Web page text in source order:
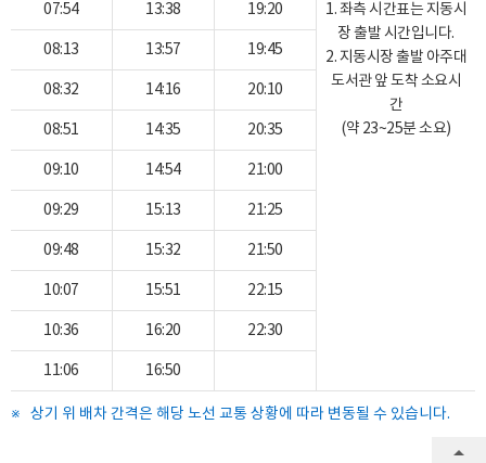
1. 좌측 시간표는 지동시
장 출발 시간입니다.
2. 지동시장 출발 아주대
도서관 앞 도착 소요시
간
(약 23~25분 소요)
07:54 13:38 19:20
08:13 13:57 19:45
08:32 14:16 20:10
08:51 14:35 20:35
09:10 14:54 21:00
09:29 15:13 21:25
09:48 15:32 21:50
10:07 15:51 22:15
10:36 16:20 22:30
11:06 16:50
상기 위 배차 간격은 해당 노선 교통 상황에 따라 변동될 수 있습니다.